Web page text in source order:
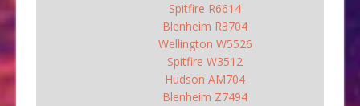
Spitfire R6614
Blenheim R3704
Wellington W5526
Spitfire W3512
Hudson AM704
Blenheim Z7494